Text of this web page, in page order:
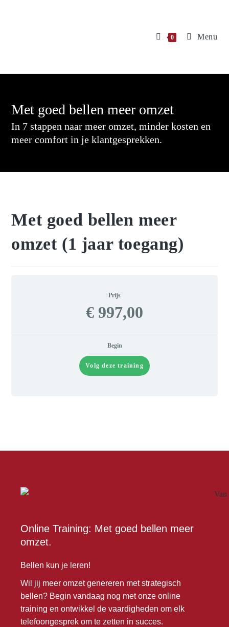
0 Menu
Met goed bellen meer omzet
In 7 stappen naar meer omzet, minder kosten en
meer comfort in je klantgesprekken.
Met goed bellen meer
omzet (1 jaar toegang)
Prijs
€ 997,00
Begin
Volg deze training
Online Training: Met goed bellen meer
omzet.
Bellen kun je leren!
Wil jij meer omzet genereren met strategisch
bellen? Begin vandaag nog met onze online
training en ontwikkel de vaardigheden om elk
telefoongesprek om te zetten in succes.